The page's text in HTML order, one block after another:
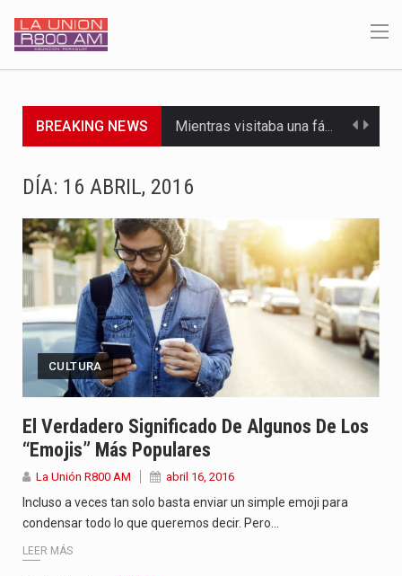
BREAKING NEWS
Para Tania, una paraguaya de 33 años que reside en…
El presidente de la República se encontraba en el aeropuerto…
Una familia atravesó momentos de extrema tensión durante la madrugada…
DÍA: 16 ABRIL, 2016
CULTURA
El Verdadero Significado De Algunos De Los
“emojis” Más Populares
La Unión R800 AM abril 16, 2016
Incluso a veces tan solo basta enviar un simple emoji para
condensar todo lo que queremos decir. Pero…
LEER MÁS